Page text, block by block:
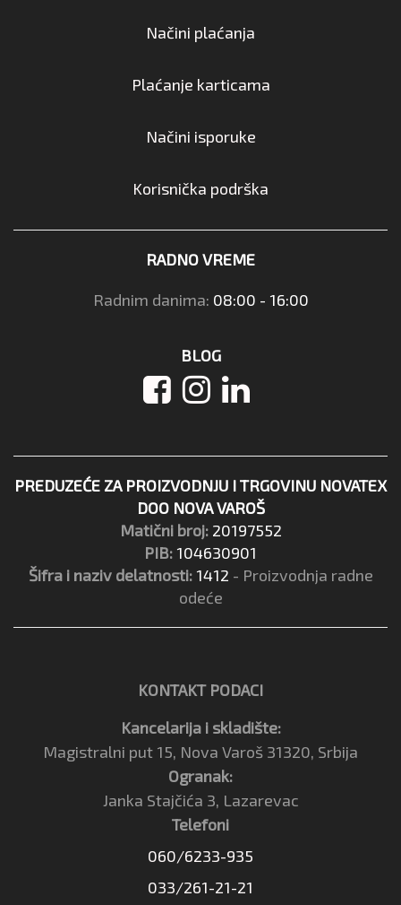
Načini plaćanja
Plaćanje karticama
Načini isporuke
Korisnička podrška
RADNO VREME
Radnim danima: 08:00 - 16:00
BLOG
PREDUZEĆE ZA PROIZVODNJU I TRGOVINU NOVATEX
DOO NOVA VAROŠ
Matični broj: 20197552
PIB: 104630901
Šifra i naziv delatnosti: 1412 - Proizvodnja radne
odeće
KONTAKT PODACI
Kancelarija i skladište:
Magistralni put 15, Nova Varoš 31320, Srbija
Ogranak:
Janka Stajčića 3, Lazarevac
Telefoni
060/6233-935
033/261-21-21